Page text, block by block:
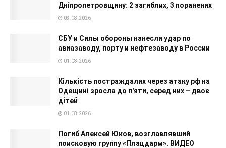
Дніпропетровщину: 2 загиблих, 3 поранених
03.08.2026
СБУ и Силы обороны нанесли удар по
авиазаводу, порту и нефтезаводу в России
01.08.2026
Кількість постраждалих через атаку рф на
Одещині зросла до п'яти, серед них – двоє
дітей
01.08.2026
Погиб Алексей Юков, возглавлявший
поисковую группу «Плацдарм». ВИДЕО